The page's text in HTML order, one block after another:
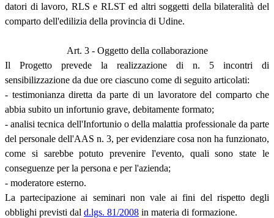
datori di lavoro, RLS e RLST ed altri soggetti della bilateralità del
comparto dell'edilizia della provincia di Udine.
Art. 3 - Oggetto della collaborazione
Il Progetto prevede la realizzazione di n. 5 incontri di
sensibilizzazione da due ore ciascuno come di seguito articolati:
- testimonianza diretta da parte di un lavoratore del comparto che
abbia subito un infortunio grave, debitamente formato;
- analisi tecnica dell'Infortunio o della malattia professionale da parte
del personale dell'AAS n. 3, per evidenziare cosa non ha funzionato,
come si sarebbe potuto prevenire l'evento, quali sono state le
conseguenze per la persona e per l'azienda;
- moderatore esterno.
La partecipazione ai seminari non vale ai fini del rispetto degli
obblighi previsti dal d.lgs. 81/2008 in materia di formazione.